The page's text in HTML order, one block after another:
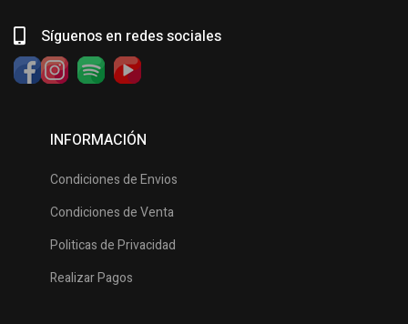
Síguenos en redes sociales
INFORMACIÓN
Condiciones de Envios
Condiciones de Venta
Politicas de Privacidad
Realizar Pagos